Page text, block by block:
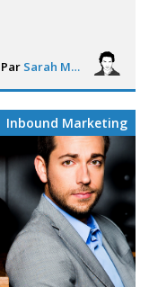
Par Sarah Mouton
Inbound Marketing